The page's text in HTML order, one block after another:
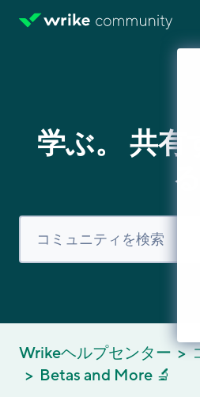
学ぶ。 共有
Wrikeヘルプセンター
Betas and More 🔬